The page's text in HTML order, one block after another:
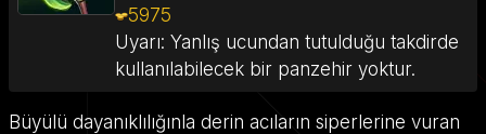
5975
Uyarı: Yanlış ucundan tutulduğu takdirde
kullanılabilecek bir panzehir yoktur.
Büyülü dayanıklılığınla derin acıların siperlerine vuran